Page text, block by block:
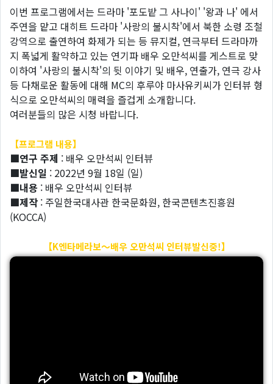
이번 프로그램에서는 드라마 '포도밭 그 사나이' '왕과 나' 에서
주연을 맡고 대히트 드라마 '사랑의 불시착'에서 북한 소령 조철
강역으로 출연하여 화제가 되는 등 뮤지컬, 연극부터 드라마까
지 폭넓게 활약하고 있는 연기파 배우 오만석씨를 게스트로 맞
이하여 '사랑의 불시착'의 뒷 이야기 및 배우, 연출가, 연극 강사
등 다채로운 활동에 대해 MC의 후루야 마사유키씨가 인터뷰 형
식으로 오만석씨의 매력을 즐겁게 소개합니다.
여러분들의 많은 시청 바랍니다.
【프로그램 내용】
■연구 주제 : 배우 오만석씨 인터뷰
■발신일 : 2022년 9월 18일 (일)
■내용 : 배우 오만석씨 인터뷰
■제작 : 주일한국대사관 한국문화원, 한국콘텐츠진흥원
(KOCCA)
【K엔타메라보～배우 오만석씨 인터뷰발신중!】